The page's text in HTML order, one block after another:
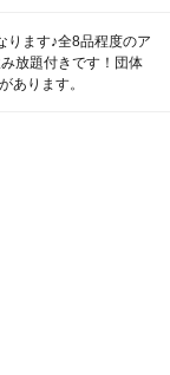
ります♪全8品程度のア
放題付きです！団体
あります。